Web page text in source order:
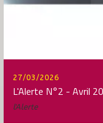
27/03/2026
L'Alerte N°2 - Avril
l'Alerte